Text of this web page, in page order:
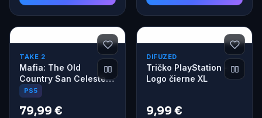
TAKE 2
Mafia: The Old
Country San Celeste
Edition (PS5)
PS5
79,99 €
DIFUZED
Tričko PlayStation -
Logo čierne XL
9,99 €